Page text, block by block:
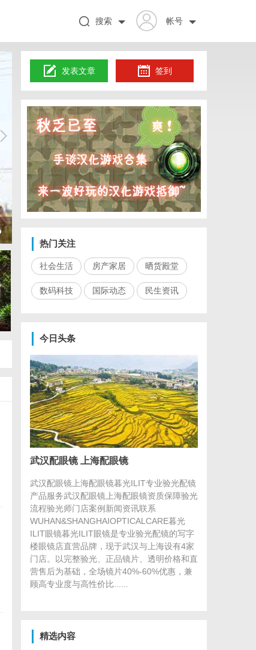
帐号
搜索
发表文章 签到
热门关注
社会生活 房产家居 晒货殿堂
数码科技 国际动态 民生资讯
今日头条
武汉配眼镜 上海配眼镜
武汉配眼镜上海配眼镜暮光ILIT专业验光配镜
产品服务武汉配眼镜上海配眼镜资质保障验光
流程验光师门店案例新闻资讯联系
WUHAN&SHANGHAIOPTICALCARE暮光
ILIT眼镜暮光ILIT眼镜是专业验光配镜的写字
楼眼镜店直营品牌，现于武汉与上海设有4家
门店。以完整验光、正品镜片、透明价格和直
营售后为基础，全场镜片40%-60%优惠，兼
顾高专业度与高性价比......
精选内容